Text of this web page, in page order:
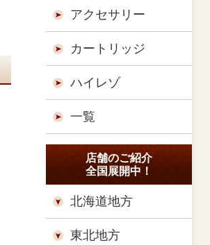
アクセサリー
カートリッジ
ハイレゾ
一覧
店舗のご紹介
全国展開中！
北海道地方
東北地方